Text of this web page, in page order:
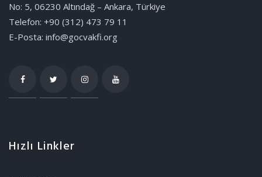
No: 5, 06230 Altındağ – Ankara, Türkiye
Telefon: +90 (312) 473 79 11
E-Posta: info@gocvakfi.org
Hızlı Linkler